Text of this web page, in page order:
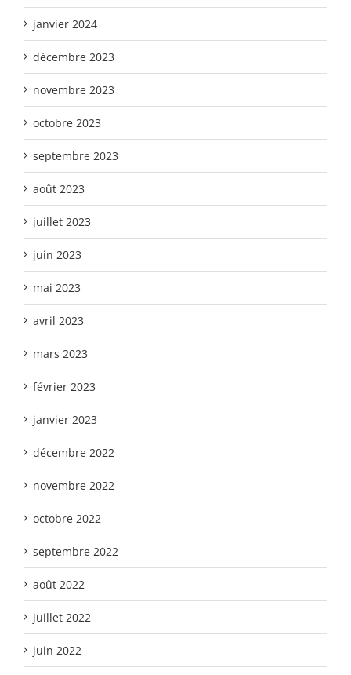
janvier 2024
décembre 2023
novembre 2023
octobre 2023
septembre 2023
août 2023
juillet 2023
juin 2023
mai 2023
avril 2023
mars 2023
février 2023
janvier 2023
décembre 2022
novembre 2022
octobre 2022
septembre 2022
août 2022
juillet 2022
juin 2022